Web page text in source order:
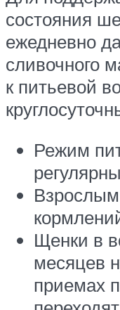
состояния
ежедневно
сливочного
к питьевой
Режим
Щенки в
месяцев
приемах